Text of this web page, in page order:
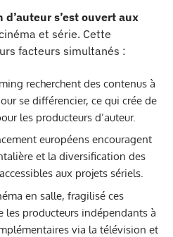
s’est ouvert aux
et série. Cette
facteurs simultanés :
recherchent des contenus à
se différencier, ce qui crée de
les producteurs d’auteur.
européens encouragent
et la diversification des
aux projets sériels.
en salle, fragilisé ces
les producteurs indépendants à
via la télévision et